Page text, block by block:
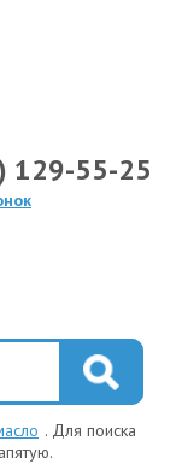
129-55-25
. Для поиска